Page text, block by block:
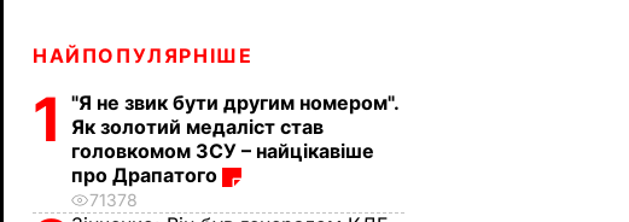
НАЙПОПУЛЯРНІШЕ
1
"Я не звик бути другим номером".
Як золотий медаліст став
головкомом ЗСУ – найцікавіше
про Драпатого
71378